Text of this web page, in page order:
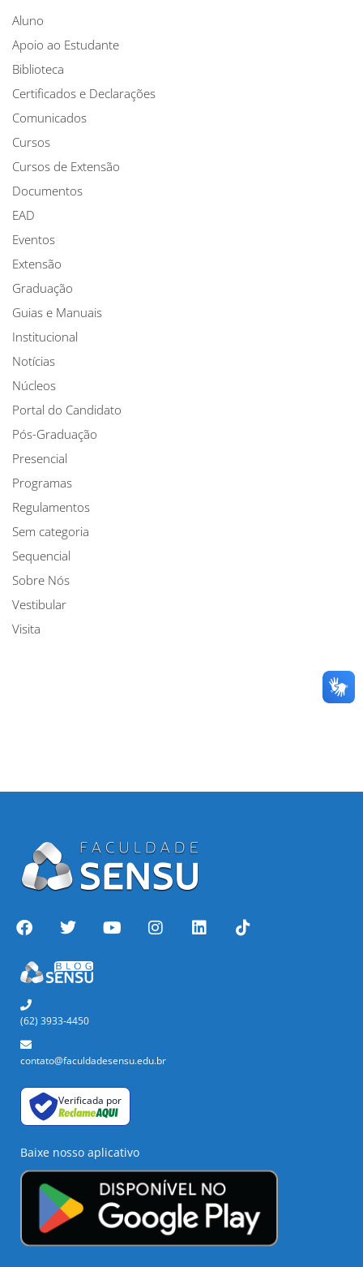
Aluno
Apoio ao Estudante
Biblioteca
Certificados e Declarações
Comunicados
Cursos
Cursos de Extensão
Documentos
EAD
Eventos
Extensão
Graduação
Guias e Manuais
Institucional
Notícias
Núcleos
Portal do Candidato
Pós-Graduação
Presencial
Programas
Regulamentos
Sem categoria
Sequencial
Sobre Nós
Vestibular
Visita
(62) 3933-4450
contato@faculdadesensu.edu.br
Verificada por
Baixe nosso aplicativo